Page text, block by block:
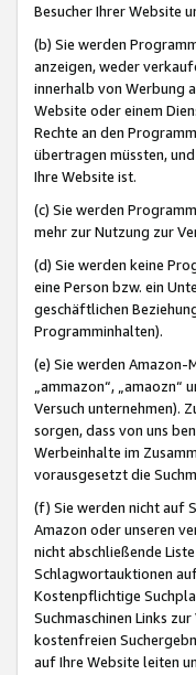
Besucher Ihrer Website
(b) Sie werden
anzeigen, weder
innerhalb von Werbung
Website oder einem
Rechte an den
übertragen müssten,
Ihre Website ist.
(c) Sie werden
mehr zur Nutzung zur
(d) Sie werden keine
eine Person bzw. ein
geschäftlichen
Programminhalten).
(e) Sie werden Amazon-
„ammazon“,
Versuch unternehmen).
sorgen, dass von uns
Werbeinhalte im
vorausgesetzt die
(f) Sie werden nicht auf
Amazon oder unseren
nicht abschließende
Schlagwortauktionen
Kostenpflichtige
Suchmaschinen Links
kostenfreien
auf Ihre Website leiten